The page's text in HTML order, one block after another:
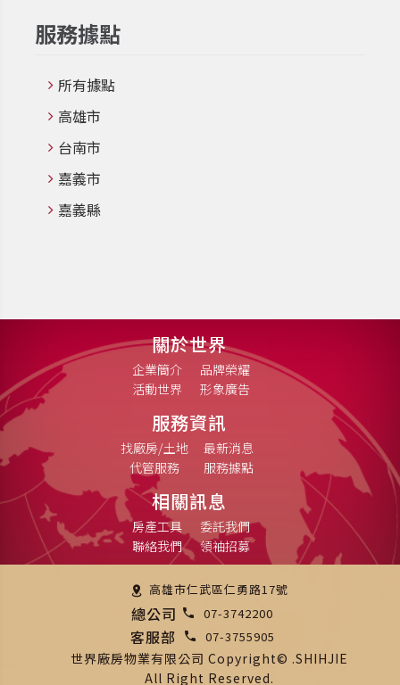
服務據點
所有據點
高雄市
台南市
嘉義市
嘉義縣
關於世界
企業簡介
品牌榮耀
活動世界
形象廣告
服務資訊
找廠房/土地
最新消息
代管服務
服務據點
相關訊息
房產工具
委託我們
聯絡我們
領袖招募
高雄市仁武區仁勇路17號
總公司 07-3742200
客服部 07-3755905
世界廠房物業有限公司 Copyright© .SHIHJIE
All Right Reserved.